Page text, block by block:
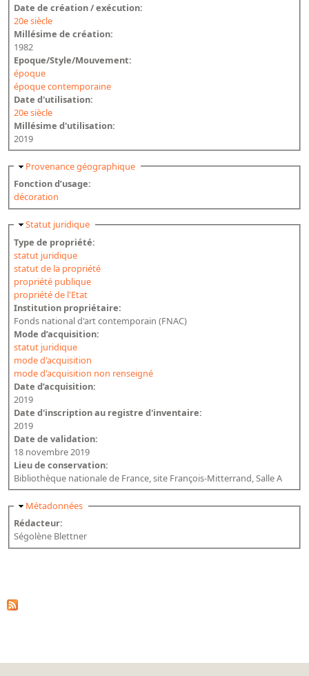
La Bibliothèque nationale de France à livre ouvert
Richelieu, Bibliothèques - Musée - Galeries
Gallica - Son histoire
Dépôt de la Commission de récupération artistique
Appels
Appel à chercheurs : bourse Comité d’histoire de la BnF
Appel à projets
Recherche de sujets de recherche
Faire une suggestion de recherche
Fournir un témoignage et/ou un document
Date de création / exécution:
20e siècle
Millésime de création:
1982
Epoque/Style/Mouvement:
époque
époque contemporaine
Date d'utilisation:
20e siècle
Millésime d'utilisation:
2019
Masquer
Provenance géographique
Fonction d’usage:
décoration
Masquer
Statut juridique
Type de propriété:
statut juridique
statut de la propriété
propriété publique
propriété de l'Etat
Institution propriétaire:
Fonds national d'art contemporain (FNAC)
Mode d’acquisition:
statut juridique
mode d'acquisition
mode d'acquisition non renseigné
Date d’acquisition:
2019
Date d'inscription au registre d'inventaire:
2019
Date de validation:
18 novembre 2019
Lieu de conservation:
Bibliothèque nationale de France, site François-Mitterrand, Salle A
Masquer
Métadonnées
Rédacteur:
Ségolène Blettner